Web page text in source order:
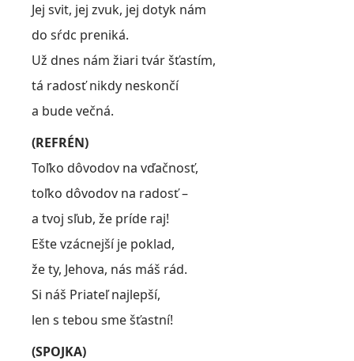
Jej svit, jej zvuk, jej dotyk nám
do sŕdc preniká.
Už dnes nám žiari tvár šťastím,
tá radosť nikdy neskončí
a bude večná.
(REFRÉN)
Toľko dôvodov na vďačnosť,
toľko dôvodov na radosť –
a tvoj sľub, že príde raj!
Ešte vzácnejší je poklad,
že ty, Jehova, nás máš rád.
Si náš Priateľ najlepší,
len s tebou sme šťastní!
(SPOJKA)